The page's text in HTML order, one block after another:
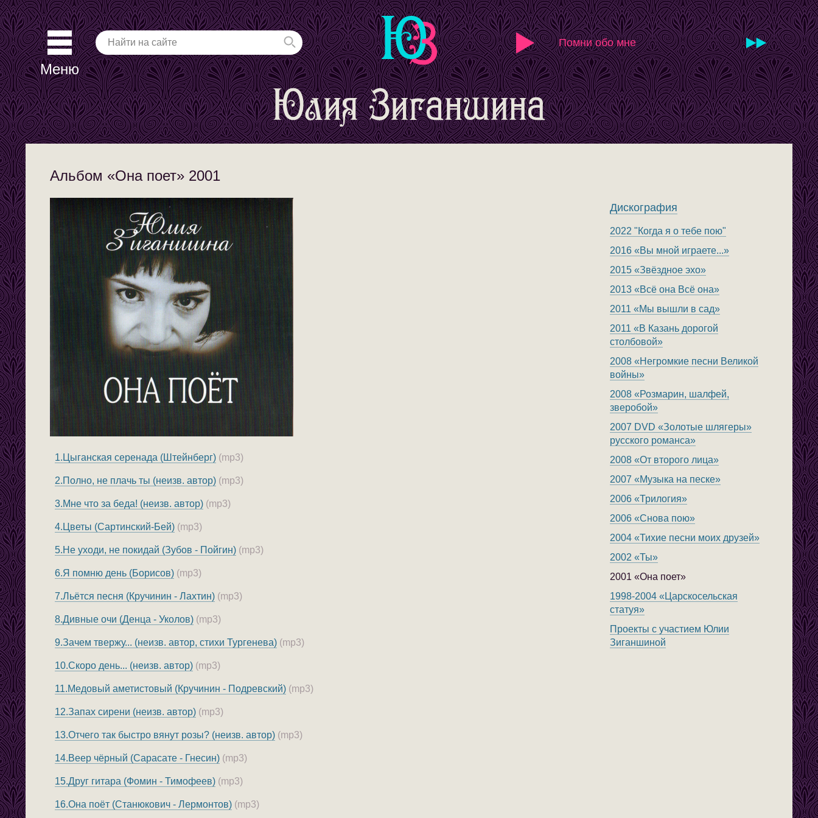
Меню
Помни обо мне
Дискография
2022 "Когда я о тебе пою"
2016 «Вы мной играете...»
2015 «Звёздное эхо»
2013 «Всё она Всё она»
2011 «Мы вышли в сад»
2011 «В Казань дорогой
столбовой»
2008 «Негромкие песни Великой
войны»
2008 «Розмарин, шалфей,
зверобой»
2007 DVD «Золотые шлягеры»
русского романса»
2008 «От второго лица»
2007 «Музыка на песке»
2006 «Трилогия»
2006 «Снова пою»
2004 «Тихие песни моих друзей»
2002 «Ты»
2001 «Она поет»
1998-2004 «Царскосельская
статуя»
Проекты с участием Юлии
Зиганшиной
Альбом «Она поет» 2001
1.Цыганская серенада (Штейнберг) (mp3)
2.Полно, не плачь ты (неизв. автор) (mp3)
3.Мне что за беда! (неизв. автор) (mp3)
4.Цветы (Сартинский-Бей) (mp3)
5.Не уходи, не покидай (Зубов - Пойгин) (mp3)
6.Я помню день (Борисов) (mp3)
7.Льётся песня (Кручинин - Лахтин) (mp3)
8.Дивные очи (Денца - Уколов) (mp3)
9.Зачем твержу... (неизв. автор, стихи Тургенева) (mp3)
10.Скоро день... (неизв. автор) (mp3)
11.Медовый аметистовый (Кручинин - Подревский) (mp3)
12.Запах сирени (неизв. автор) (mp3)
13.Отчего так быстро вянут розы? (неизв. автор) (mp3)
14.Веер чёрный (Сарасате - Гнесин) (mp3)
15.Друг гитара (Фомин - Тимофеев) (mp3)
16.Она поёт (Станюкович - Лермонтов) (mp3)